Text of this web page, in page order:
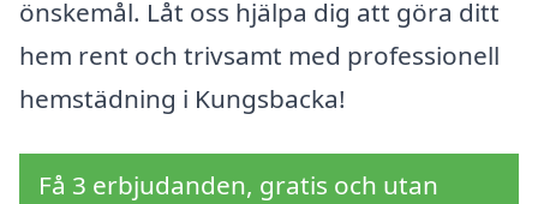
önskemål. Låt oss hjälpa dig att göra ditt
hem rent och trivsamt med professionell
hemstädning i Kungsbacka!
Få 3 erbjudanden, gratis och utan